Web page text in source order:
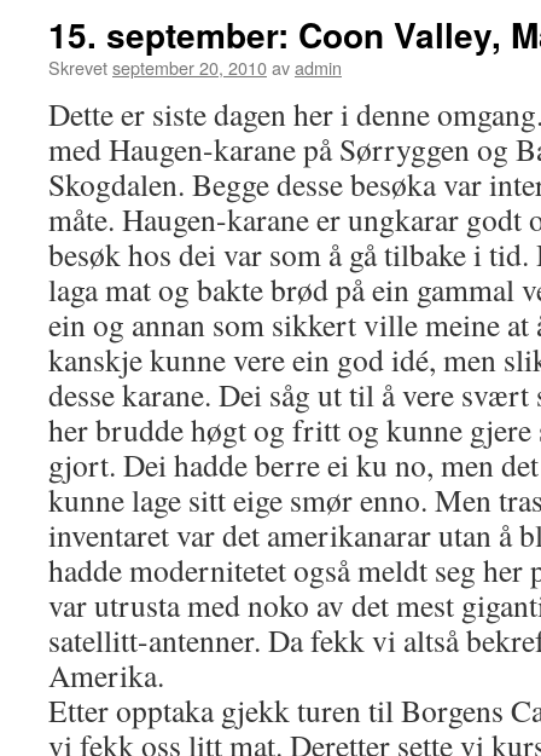
15. september: Coon Valley,
Skrevetseptember 20, 2010avadmin
Dette er siste dagen her i denne
med Haugen-karane på Sørryggen og
Skogdalen. Begge desse besøka var
måte. Haugen-karane er ungkarar godt
besøk hos dei var som å gå tilbake i
laga mat og bakte brød på ein gammal
ein og annan som sikkert ville meine
kanskje kunne vere ein god idé, men
desse karane. Dei såg ut til å vere
her brudde høgt og fritt og kunne
gjort. Dei hadde berre ei ku no, men
kunne lage sitt eige smør enno. Men
inventaret var det amerikanarar utan å
hadde modernitetet også meldt seg her
var utrusta med noko av det mest
satellitt-antenner. Da fekk vi altså
Amerika.
Etter opptaka gjekk turen til Borgens
vi fekk oss litt mat. Deretter sette vi